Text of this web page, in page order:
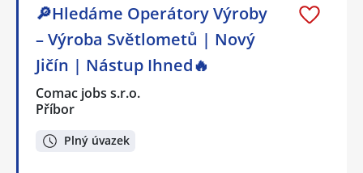
🔎Hledáme Operátory Výroby
– Výroba Světlometů | Nový
Jičín | Nástup Ihned🔥
Comac jobs s.r.o.
Příbor
Plný úvazek